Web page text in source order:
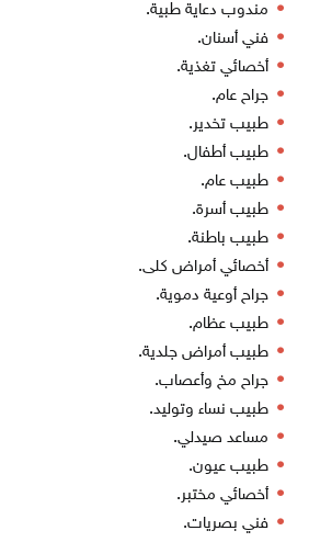
مندوب دعاية طبية.
فني أسنان.
أخصائي تغذية.
جراح عام.
طبيب تخدير.
طبيب أطفال.
طبيب عام.
طبيب أسرة.
طبيب باطنة.
أخصائي أمراض كلى.
جراح أوعية دموية.
طبيب عظام.
طبيب أمراض جلدية.
جراح مخ وأعصاب.
طبيب نساء وتوليد.
مساعد صيدلي.
طبيب عيون.
أخصائي مختبر.
فني بصريات.